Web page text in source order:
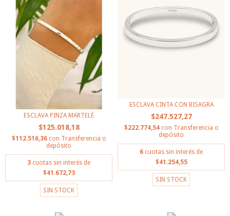
ESCLAVA PINZA MARTELÉ
$125.018,18
$112.516,36 con Transferencia o
depósito
3 cuotas sin interés de
$41.672,73
SIN STOCK
ESCLAVA CINTA CON BISAGRA
$247.527,27
$222.774,54 con Transferencia o
depósito
6 cuotas sin interés de
$41.254,55
SIN STOCK